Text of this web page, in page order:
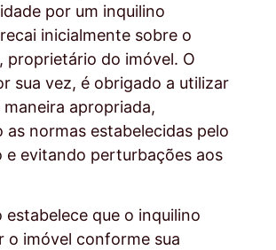
por um inquilino
inicialmente sobre o
proprietário do imóvel. O
sua vez, é obrigado a utilizar
apropriada,
as normas estabelecidas pelo
e evitando perturbações aos
estabelece que o inquilino
o imóvel conforme sua